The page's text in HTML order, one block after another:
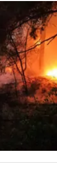
oko
i niskog